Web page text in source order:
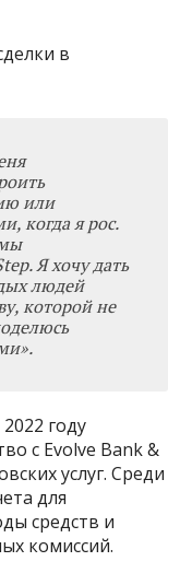
в
или
когда я рос.
Я хочу дать
людей
которой не
году
с Evolve Bank &
услуг. Среди
для
средств и
комиссий.